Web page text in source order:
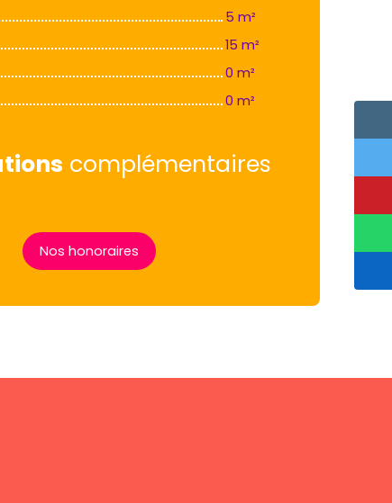
5 m²
15 m²
0 m²
0 m²
complémentaires
Nos honoraires